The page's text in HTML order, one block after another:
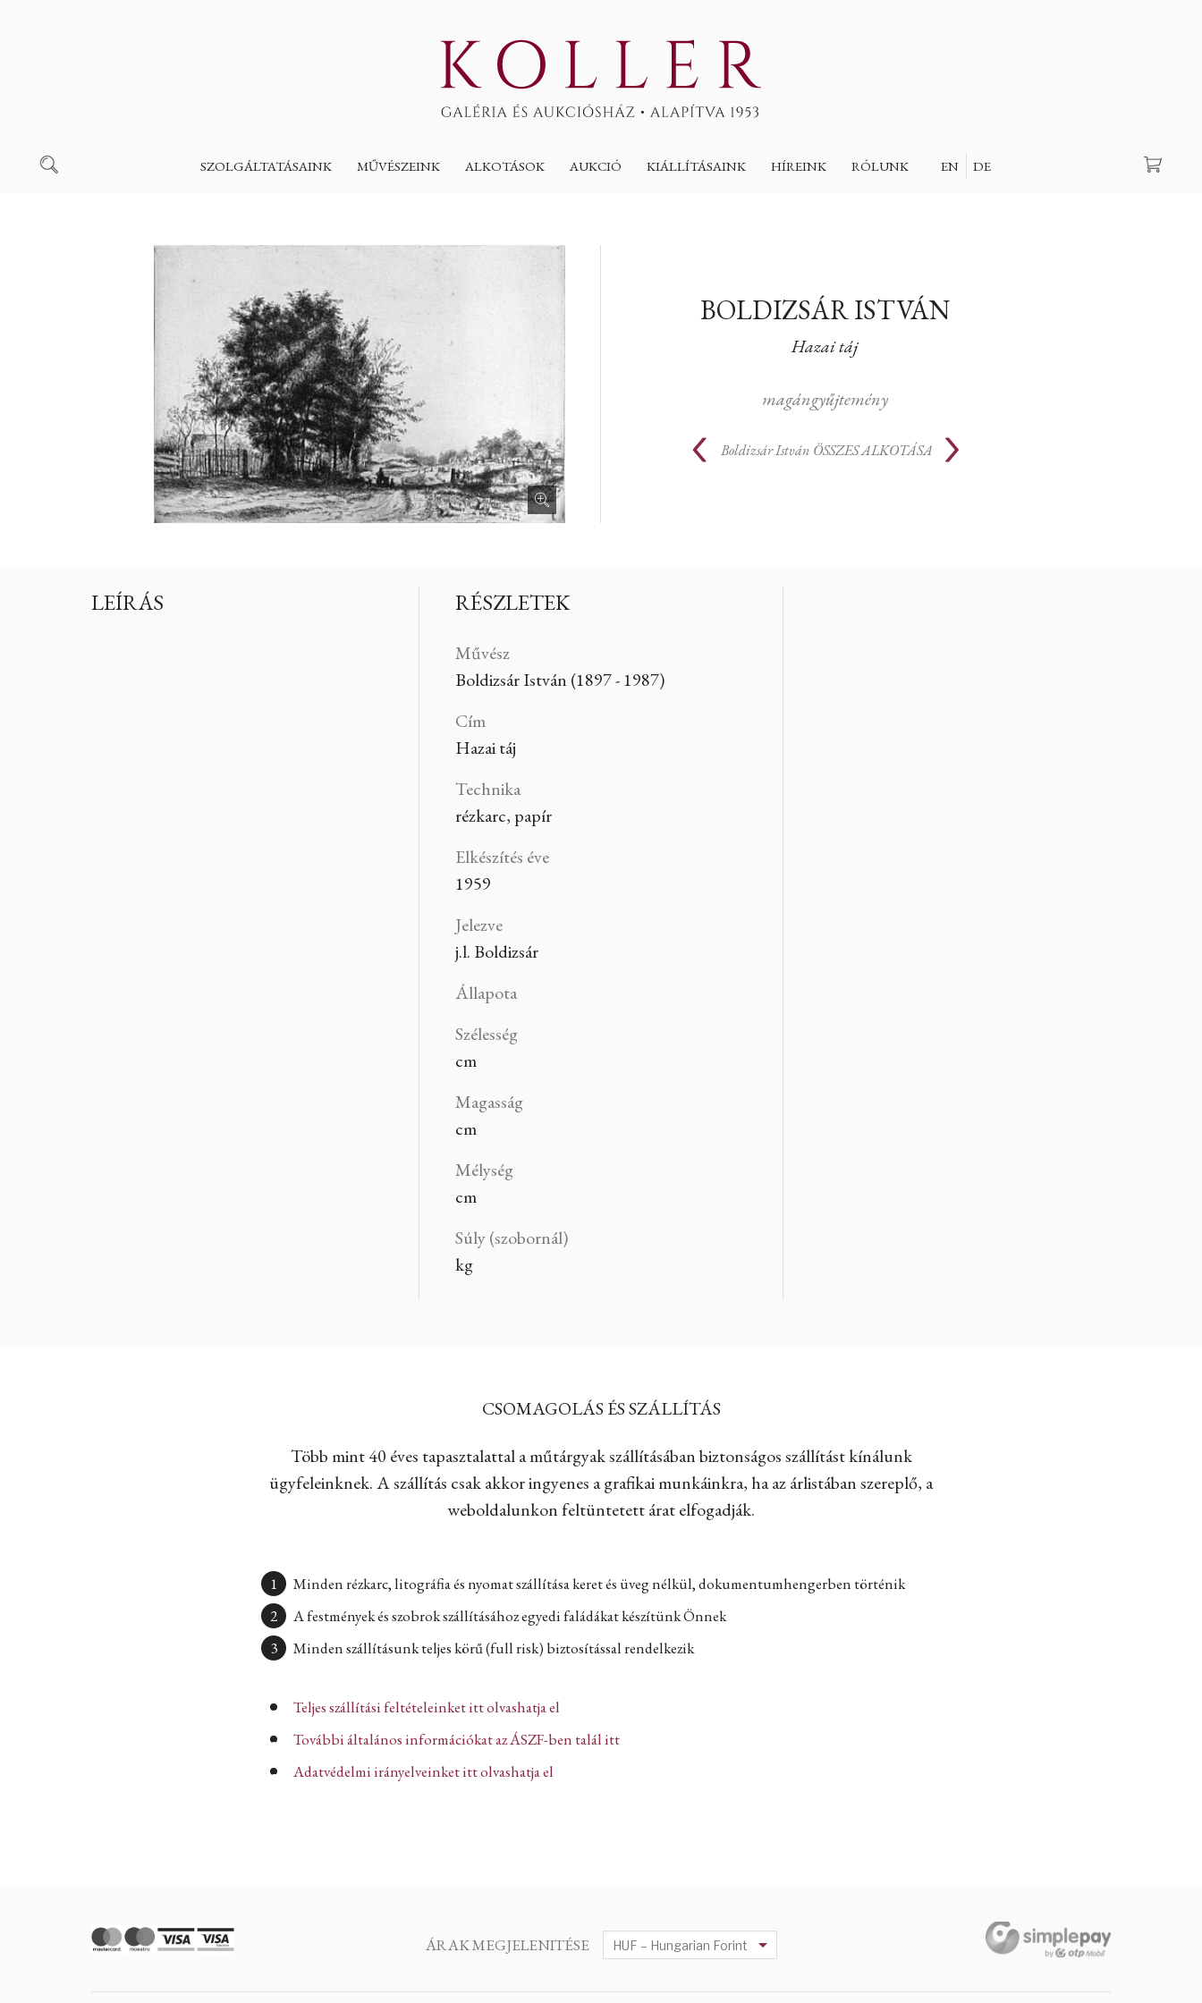
SZOLGÁLTATÁSAINK MŰVÉSZEINK ALKOTÁSOK AUKCIÓ KIÁLLÍTÁSAINK HÍREINK RÓLUNK EN DE
Keresés
BOLDIZSÁR ISTVÁN
Hazai táj
magángyűjtemény
Boldizsár István ÖSSZES ALKOTÁSA
LEÍRÁS RÉSZLETEK
Művész
Boldizsár István (1897 - 1987)
Cím
Hazai táj
Technika
rézkarc, papír
Elkészítés éve
1959
Jelezve
j.l. Boldizsár
Állapota
Szélesség
cm
Magasság
cm
Mélység
cm
Súly (szobornál)
kg
CSOMAGOLÁS ÉS SZÁLLÍTÁS
Több mint 40 éves tapasztalattal a műtárgyak szállításában biztonságos szállítást kínálunk
ügyfeleinknek. A szállítás csak akkor ingyenes a grafikai munkáinkra, ha az árlistában szereplő, a
weboldalunkon feltüntetett árat elfogadják.
Minden rézkarc, litográfia és nyomat szállítása keret és üveg nélkül, dokumentumhengerben történik
A festmények és szobrok szállításához egyedi faládákat készítünk Önnek
Minden szállításunk teljes körű (full risk) biztosítással rendelkezik
Teljes szállítási feltételeinket itt olvashatja el
További általános információkat az ÁSZF-ben talál itt
Adatvédelmi irányelveinket itt olvashatja el
ÁRAK MEGJELENITÉSE